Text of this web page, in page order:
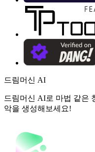
드림머신 AI
드림머신 AI로 마법 같은
악을 생성해보세요!